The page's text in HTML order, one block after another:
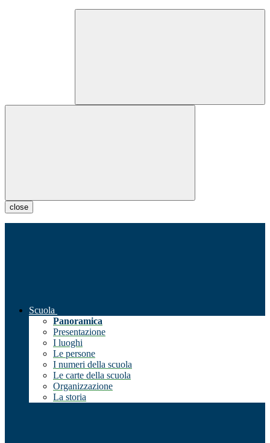
close
Scuola
Panoramica
Presentazione
I luoghi
Le persone
I numeri della scuola
Le carte della scuola
Organizzazione
La storia